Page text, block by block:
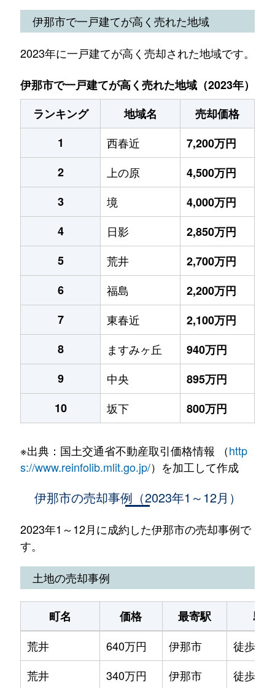
伊那市で一戸建てが高く売れた地域
2023年に一戸建てが高く売却された地域です。
伊那市で一戸建てが高く売れた地域（2023年）
ランキング
地域名
売却価格
1
西春近
7,200万円
2
上の原
4,500万円
3
境
4,000万円
4
日影
2,850万円
5
荒井
2,700万円
6
福島
2,200万円
7
東春近
2,100万円
8
ますみヶ丘
940万円
9
中央
895万円
10
坂下 800万円
※出典：国土交通省不動産取引価格情報 （http
s://www.reinfolib.mlit.go.jp/）を加工して作成
伊那市の売却事例（2023年1～12月）
2023年1～12月に成約した伊那市の売却事例で
す。
土地の売却事例
町名 価格 最寄駅
駅
荒井
640万円 伊那市
徒歩16
荒井
340万円 伊那市
徒歩26